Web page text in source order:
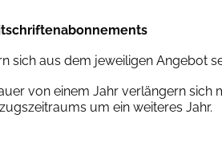
sich aus dem jeweiligen Angebot
von einem Jahr verlängern
um ein weiteres Jahr.